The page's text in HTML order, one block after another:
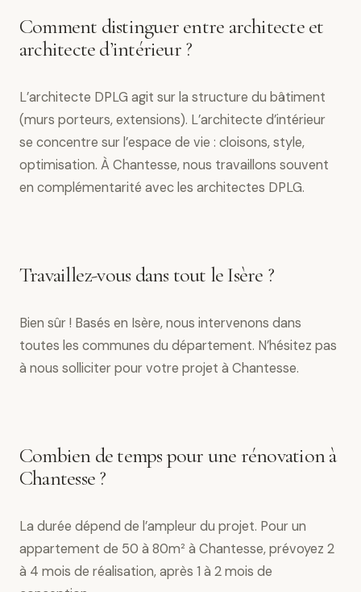
Comment distinguer entre architecte et
architecte d’intérieur ?
L’architecte DPLG agit sur la structure du bâtiment
(murs porteurs, extensions). L’architecte d’intérieur
se concentre sur l’espace de vie : cloisons, style,
optimisation. À Chantesse, nous travaillons souvent
en complémentarité avec les architectes DPLG.
Travaillez-vous dans tout le Isère ?
Bien sûr ! Basés en Isère, nous intervenons dans
toutes les communes du département. N’hésitez pas
à nous solliciter pour votre projet à Chantesse.
Combien de temps pour une rénovation à
Chantesse ?
La durée dépend de l’ampleur du projet. Pour un
appartement de 50 à 80m² à Chantesse, prévoyez 2
à 4 mois de réalisation, après 1 à 2 mois de